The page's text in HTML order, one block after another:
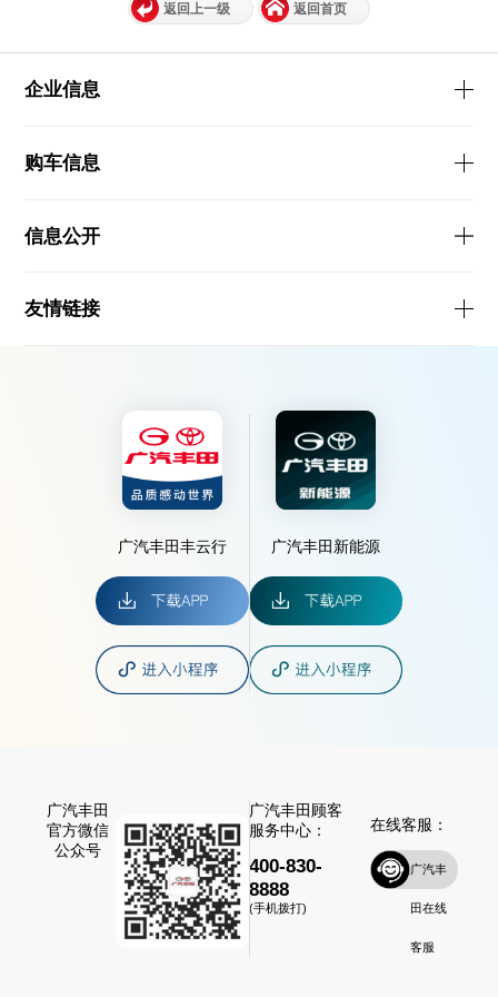
返回上一级 返回首页
企业信息
购车信息
信息公开
友情链接
广汽丰田丰云行 广汽丰田新能源
广汽丰田
官方微信
公众号
广汽丰田顾客
服务中心：
400-830-
8888
(手机拨打)
在线客服：
广汽丰
田在线
客服